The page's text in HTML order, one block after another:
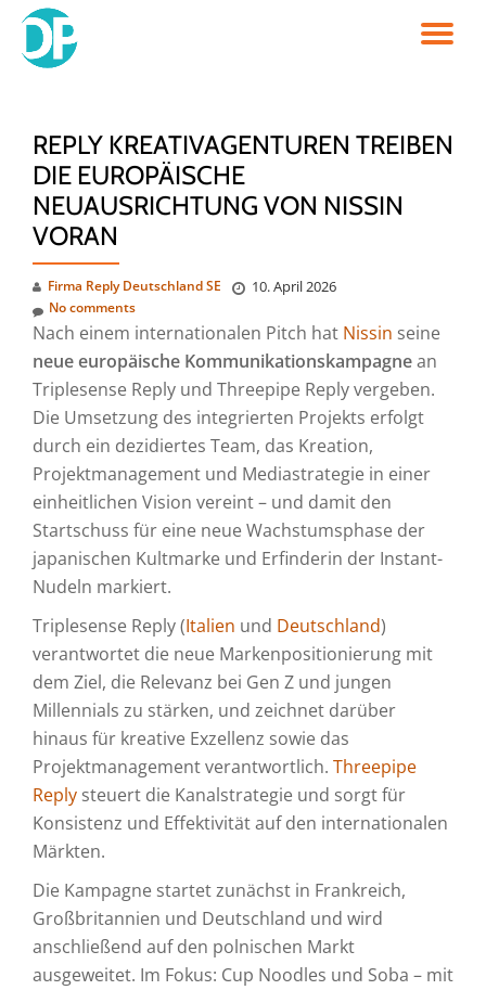
Skip
REPLY KREATIVAGENTUREN TREIBEN
DIE EUROPÄISCHE
NEUAUSRICHTUNG VON NISSIN
VORAN
Firma Reply Deutschland SE 10. April 2026
No comments
Nach einem internationalen Pitch hat Nissin seine
neue europäische Kommunikationskampagnean
Triplesense Reply und Threepipe Reply vergeben.
Die Umsetzung des integrierten Projekts erfolgt
durch ein dezidiertes Team, das Kreation,
Projektmanagement und Mediastrategie in einer
einheitlichen Vision vereint – und damit den
Startschuss für eine neue Wachstumsphase der
japanischen Kultmarke und Erfinderin der Instant-
Nudeln markiert.
Triplesense Reply (Italien und Deutschland)
verantwortet die neue Markenpositionierung mit
dem Ziel, die Relevanz bei Gen Z und jungen
Millennials zu stärken, und zeichnet darüber
hinaus für kreative Exzellenz sowie das
Projektmanagement verantwortlich. Threepipe
Reply steuert die Kanalstrategie und sorgt für
Konsistenz und Effektivität auf den internationalen
Märkten.
Die Kampagne startet zunächst in Frankreich,
Großbritannien und Deutschland und wird
anschließend auf den polnischen Markt
ausgeweitet. Im Fokus: Cup Noodles und Soba – mit